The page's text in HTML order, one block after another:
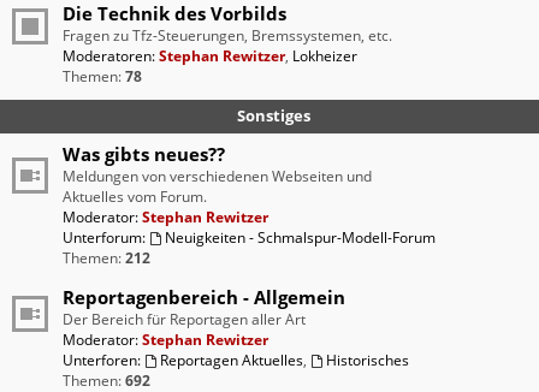
Die Technik des Vorbilds
Fragen zu Tfz-Steuerungen, Bremssystemen, etc.
Moderatoren:Stephan Rewitzer, Lokheizer
Themen:78
Sonstiges
Was gibts neues??
Meldungen von verschiedenen Webseiten und
Aktuelles vom Forum.
Moderator:Stephan Rewitzer
Unterforum:
Neuigkeiten - Schmalspur-Modell-Forum
Themen:212
Reportagenbereich - Allgemein
Der Bereich für Reportagen aller Art
Moderator:Stephan Rewitzer
Unterforen:
Reportagen Aktuelles,
Historisches
Themen:692